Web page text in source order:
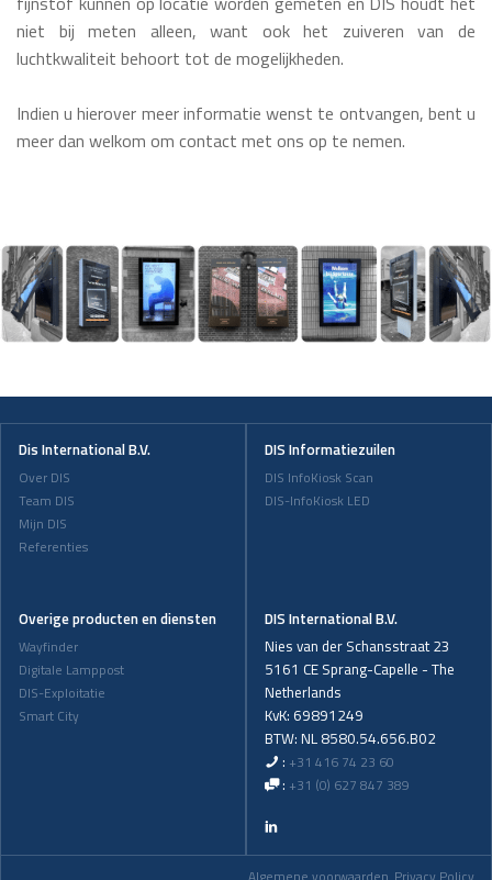
niet bij meten alleen, want ook het zuiveren van de
luchtkwaliteit behoort tot de mogelijkheden.
Indien u hierover meer informatie wenst te ontvangen, bent u
meer dan welkom om contact met ons op te nemen.
Dis International B.V.
Over DIS
Team DIS
Mijn DIS
Referenties
DIS Informatiezuilen
DIS InfoKiosk Scan
DIS-InfoKiosk LED
Overige producten en diensten
Wayfinder
Digitale Lamppost
DIS-Exploitatie
Smart City
DIS International B.V.
Nies van der Schansstraat 23
5161 CE Sprang-Capelle - The
Netherlands
KvK: 69891249
BTW: NL 8580.54.656.B02
: +31 416 74 23 60
: +31 (0) 627 847 389